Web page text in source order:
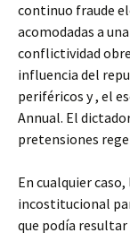
continuo fraude
acomodadas a
conflictividad
influencia del
periféricos y , el
Annual. El
pretensiones
En cualquier
incostitucional
que podía